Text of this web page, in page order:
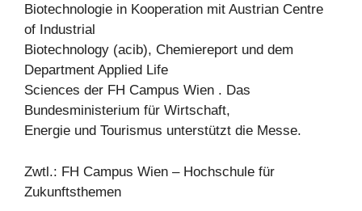
Biotechnologie in Kooperation mit Austrian Centre
of Industrial
Biotechnology (acib), Chemiereport und dem
Department Applied Life
Sciences der FH Campus Wien . Das
Bundesministerium für Wirtschaft,
Energie und Tourismus unterstützt die Messe.
Zwtl.: FH Campus Wien – Hochschule für
Zukunftsthemen